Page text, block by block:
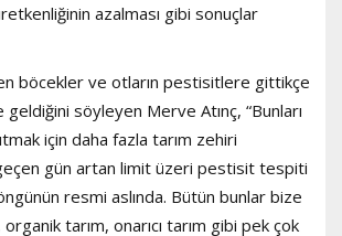
azalması gibi sonuçlar
böcekler ve otların pestisitlere gittikçe
söyleyen Merve Atınç, “Bunları
için daha fazla tarım zehiri
gün artan limit üzeri pestisit tespiti
resmi aslında. Bütün bunlar bize
tarım, onarıcı tarım gibi pek çok